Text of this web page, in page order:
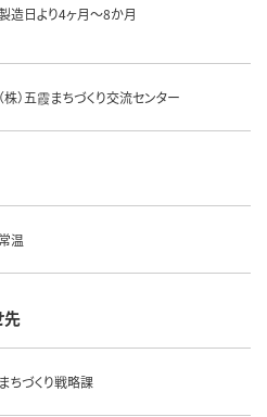
造日より4ヶ月～8か月
（株）五霞まちづくり交流センター
常温
先
まちづくり戦略課